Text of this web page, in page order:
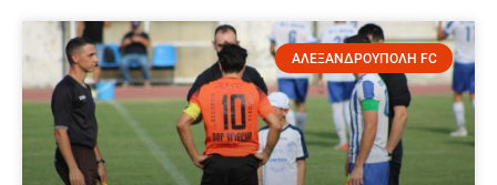
ΑΛΕΞΑΝΔΡΟΥΠΟΛΗ FC